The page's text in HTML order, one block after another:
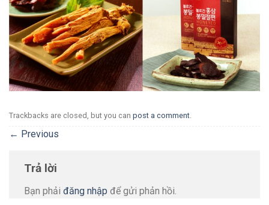
Trackbacks are closed, but you can post a comment
← Previous
Trả lời
Bạn phải đăng nhập để gửi phản hồi.